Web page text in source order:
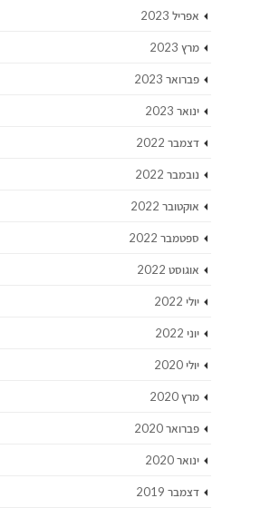
אפריל 2023
מרץ 2023
פברואר 2023
ינואר 2023
דצמבר 2022
נובמבר 2022
אוקטובר 2022
ספטמבר 2022
אוגוסט 2022
יולי 2022
יוני 2022
יולי 2020
מרץ 2020
פברואר 2020
ינואר 2020
דצמבר 2019